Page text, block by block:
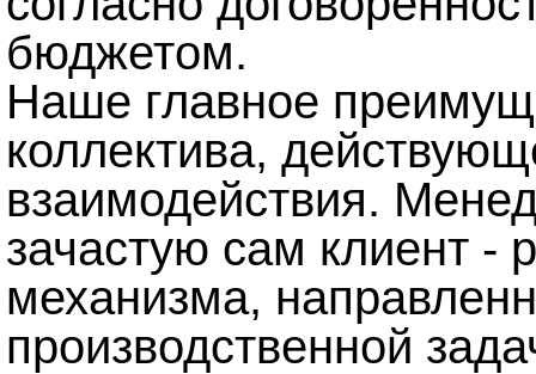
бюджетом.
Наше главное
коллектива,
взаимодействия.
зачастую сам клиент -
механизма,
производственной